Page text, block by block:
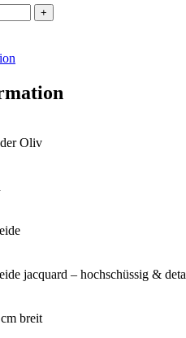
Oliv
jacquard – hochschüssig &
breit